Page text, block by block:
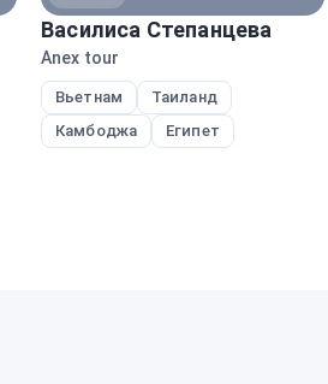
Василиса Степанцева
Anex tour
Вьетнам
Таиланд
Камбоджа
Египет